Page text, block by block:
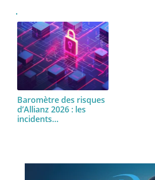
Baromètre des risques
d’Allianz 2026 : les
incidents…